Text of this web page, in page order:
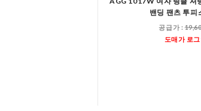
밴딩 팬츠 투피
공급가 :
도매가 로